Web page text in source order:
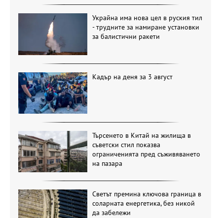
Украйна има нова цел в руския тил
- трудните за намиране установки
за балистични ракети
Кадър на деня за 3 август
Търсенето в Китай на жилища в
съветски стил показва
ограниченията пред съживяването
на пазара
Светът премина ключова граница в
соларната енергетика, без никой
да забележи